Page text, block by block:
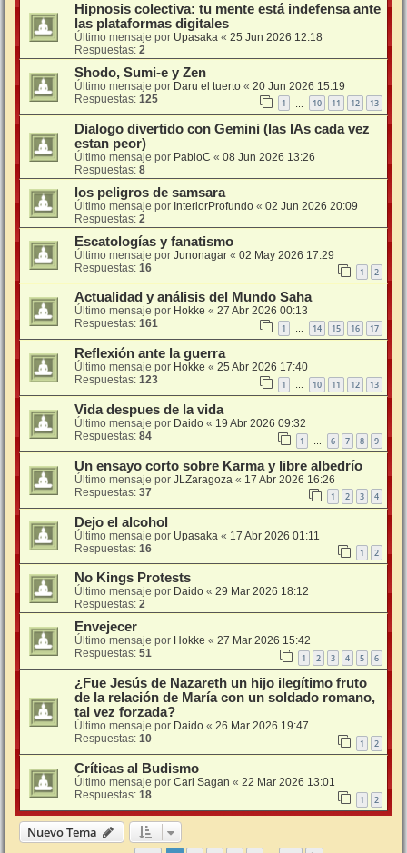
Hipnosis colectiva: tu mente está indefensa ante
las plataformas digitales
Último mensaje por Upasaka « 25 Jun 2026 12:18
Respuestas: 2
Shodo, Sumi-e y Zen
Último mensaje por Daru el tuerto « 20 Jun 2026 15:19
Respuestas: 125 1 10 11 12 13
Dialogo divertido con Gemini (las IAs cada vez
estan peor)
Último mensaje por PabloC « 08 Jun 2026 13:26
Respuestas: 8
los peligros de samsara
Último mensaje por InteriorProfundo « 02 Jun 2026 20:09
Respuestas: 2
Escatologías y fanatismo
Último mensaje por Junonagar « 02 May 2026 17:29
Respuestas: 16 1 2
Actualidad y análisis del Mundo Saha
Último mensaje por Hokke « 27 Abr 2026 00:13
Respuestas: 161 1 … 14 15 16 17
Reflexión ante la guerra
Último mensaje por Hokke « 25 Abr 2026 17:40
Respuestas: 123 1 10 11 12 13
Vida despues de la vida
Último mensaje por Daido « 19 Abr 2026 09:32
Respuestas: 84 1 6 7 8 9
Un ensayo corto sobre Karma y libre albedrío
Último mensaje por JLZaragoza « 17 Abr 2026 16:26
Respuestas: 37 1 2 3 4
Dejo el alcohol
Último mensaje por Upasaka « 17 Abr 2026 01:11
Respuestas: 16 1 2
No Kings Protests
Último mensaje por Daido « 29 Mar 2026 18:12
Respuestas: 2
Envejecer
Último mensaje por Hokke « 27 Mar 2026 15:42
Respuestas: 51 1 2 3 4 5 6
¿Fue Jesús de Nazareth un hijo ilegítimo fruto
de la relación de María con un soldado romano,
tal vez forzada?
Último mensaje por Daido « 26 Mar 2026 19:47
Respuestas: 10 1 2
Críticas al Budismo
Último mensaje por Carl Sagan « 22 Mar 2026 13:01
Respuestas: 18 1 2
Nuevo Tema